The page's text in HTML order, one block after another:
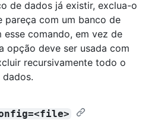
de dados já existir, exclua-o
pareça com um banco de
comando, em vez de
opção deve ser usada com
recursivamente todo o